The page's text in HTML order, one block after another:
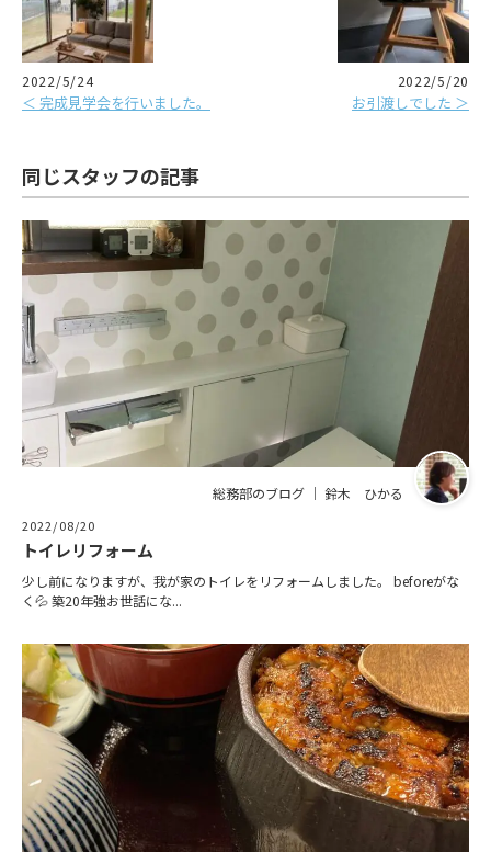
2022/5/24
＜ 完成見学会を行いました。
2022/5/20
お引渡しでした ＞
同じスタッフの記事
総務部のブログ ｜ 鈴木 ひかる
2022/08/20
トイレリフォーム
少し前になりますが、我が家のトイレをリフォームしました。 beforeがな
く💦 築20年強お世話にな...